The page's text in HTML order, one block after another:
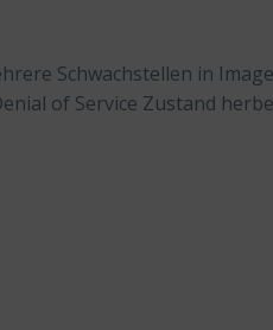
Schwachstellen in
of Service Zustand